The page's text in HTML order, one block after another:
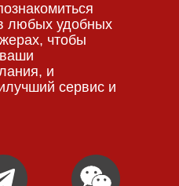
любых удобных
чтобы
и
сервис и